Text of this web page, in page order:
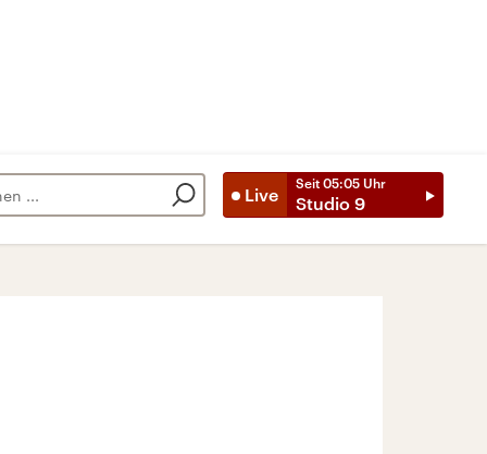
Live
Seit 05:05 Uhr
Studio 9